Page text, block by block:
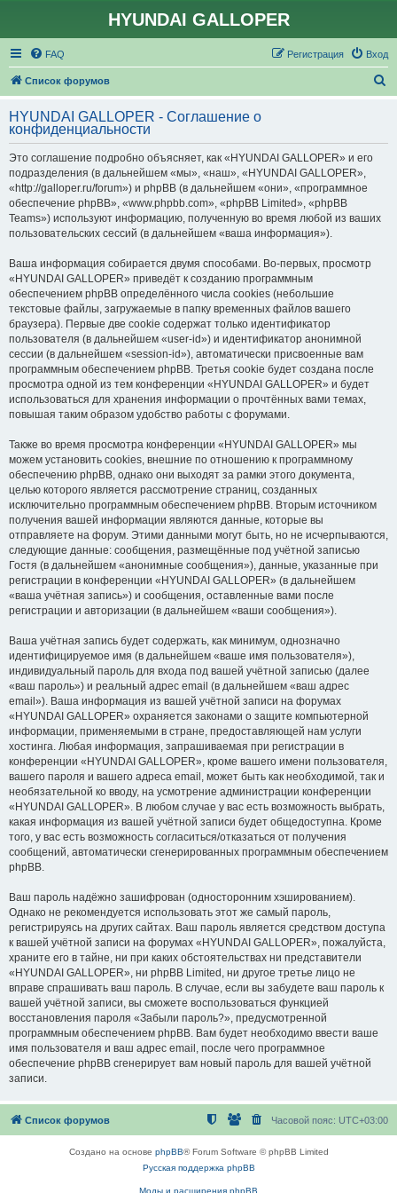
HYUNDAI GALLOPER
FAQ Вход
Регистрация
Список форумов
с
HYUNDAI GALLOPER - Соглашение о
конфиденциальности
Это соглашение подробно объясняет, как «HYUNDAI GALLOPER» и его
подразделения (в дальнейшем «мы», «наш», «HYUNDAI GALLOPER»,
«http://galloper.ru/forum») и phpBB (в дальнейшем «они», «программное
обеспечение phpBB», «www.phpbb.com», «phpBB Limited», «phpBB
Teams») используют информацию, полученную во время любой из ваших
пользовательских сессий (в дальнейшем «ваша информация»).
Ваша информация собирается двумя способами. Во-первых, просмотр
«HYUNDAI GALLOPER» приведёт к созданию программным
обеспечением phpBB определённого числа cookies (небольшие
текстовые файлы, загружаемые в папку временных файлов вашего
браузера). Первые две cookie содержат только идентификатор
пользователя (в дальнейшем «user-id») и идентификатор анонимной
сессии (в дальнейшем «session-id»), автоматически присвоенные вам
программным обеспечением phpBB. Третья cookie будет создана после
просмотра одной из тем конференции «HYUNDAI GALLOPER» и будет
использоваться для хранения информации о прочтённых вами темах,
повышая таким образом удобство работы с форумами.
Также во время просмотра конференции «HYUNDAI GALLOPER» мы
можем установить cookies, внешние по отношению к программному
обеспечению phpBB, однако они выходят за рамки этого документа,
целью которого является рассмотрение страниц, созданных
исключительно программным обеспечением phpBB. Вторым источником
получения вашей информации являются данные, которые вы
отправляете на форум. Этими данными могут быть, но не исчерпываются,
следующие данные: сообщения, размещённые под учётной записью
Гостя (в дальнейшем «анонимные сообщения»), данные, указанные при
регистрации в конференции «HYUNDAI GALLOPER» (в дальнейшем
«ваша учётная запись») и сообщения, оставленные вами после
регистрации и авторизации (в дальнейшем «ваши сообщения»).
Ваша учётная запись будет содержать, как минимум, однозначно
идентифицируемое имя (в дальнейшем «ваше имя пользователя»),
индивидуальный пароль для входа под вашей учётной записью (далее
«ваш пароль») и реальный адрес email (в дальнейшем «ваш адрес
email»). Ваша информация из вашей учётной записи на форумах
«HYUNDAI GALLOPER» охраняется законами о защите компьютерной
информации, применяемыми в стране, предоставляющей нам услуги
хостинга. Любая информация, запрашиваемая при регистрации в
конференции «HYUNDAI GALLOPER», кроме вашего имени пользователя,
вашего пароля и вашего адреса email, может быть как необходимой, так и
необязательной ко вводу, на усмотрение администрации конференции
«HYUNDAI GALLOPER». В любом случае у вас есть возможность выбрать,
какая информация из вашей учётной записи будет общедоступна. Кроме
того, у вас есть возможность согласиться/отказаться от получения
сообщений, автоматически сгенерированных программным обеспечением
phpBB.
Ваш пароль надёжно зашифрован (односторонним хэшированием).
Однако не рекомендуется использовать этот же самый пароль,
регистрируясь на других сайтах. Ваш пароль является средством доступа
к вашей учётной записи на форумах «HYUNDAI GALLOPER», пожалуйста,
храните его в тайне, ни при каких обстоятельствах ни представители
«HYUNDAI GALLOPER», ни phpBB Limited, ни другое третье лицо не
вправе спрашивать ваш пароль. В случае, если вы забудете ваш пароль к
вашей учётной записи, вы сможете воспользоваться функцией
восстановления пароля «Забыли пароль?», предусмотренной
программным обеспечением phpBB. Вам будет необходимо ввести ваше
имя пользователя и ваш адрес email, после чего программное
обеспечение phpBB сгенерирует вам новый пароль для вашей учётной
записи.
Список форумов Часовой пояс: UTC+03:00
Создано на основе phpBB® Forum Software © phpBB Limited
Русская поддержка phpBB
Моды и расширения phpBB